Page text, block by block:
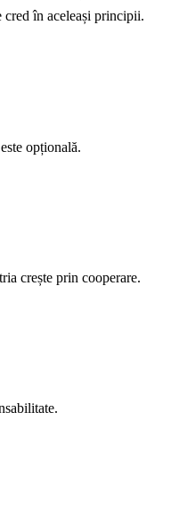
cred în aceleași principii.
opțională.
crește prin cooperare.